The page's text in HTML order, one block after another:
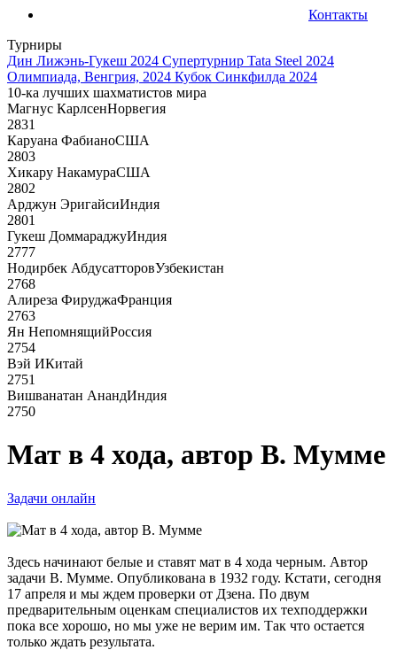
Контакты
Турниры
Дин Лижэнь-Гукеш 2024 Супертурнир Tata Steel 2024
Олимпиада, Венгрия, 2024 Кубок Синкфилда 2024
10-ка лучших шахматистов мира
Магнус КарлсенНорвегия
2831
Каруана ФабианоСША
2803
Хикару НакамураСША
2802
Арджун ЭригайсиИндия
2801
Гукеш ДоммараджуИндия
2777
Нодирбек АбдусатторовУзбекистан
2768
Алиреза ФируджаФранция
2763
Ян НепомнящийРоссия
2754
Вэй ИКитай
2751
Вишванатан АнандИндия
2750
Мат в 4 хода, автор В. Мумме
Задачи онлайн
Здесь начинают белые и ставят мат в 4 хода черным. Автор
задачи В. Мумме. Опубликована в 1932 году. Кстати, сегодня
17 апреля и мы ждем проверки от Дзена. По двум
предварительным оценкам специалистов их техподдержки
пока все хорошо, но мы уже не верим им. Так что остается
только ждать результата.